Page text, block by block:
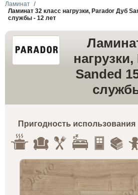
Ламинат
Ламинат 32 класс нагрузки, Parador Дуб
службы - 12 лет
Sanded
Пригодность использования